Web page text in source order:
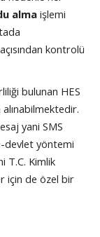
alma işlemi
kontrolü
bulunan HES
yani SMS
devlet yöntemi
T.C. Kimlik
için de özel bir